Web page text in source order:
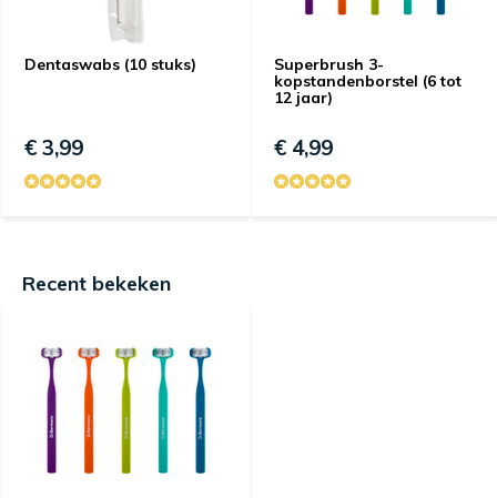
Dentaswabs (10 stuks)
€ 3,99
Superbrush 3-
kopstandenborstel (6 tot
12 jaar)
€ 4,99
Recent bekeken